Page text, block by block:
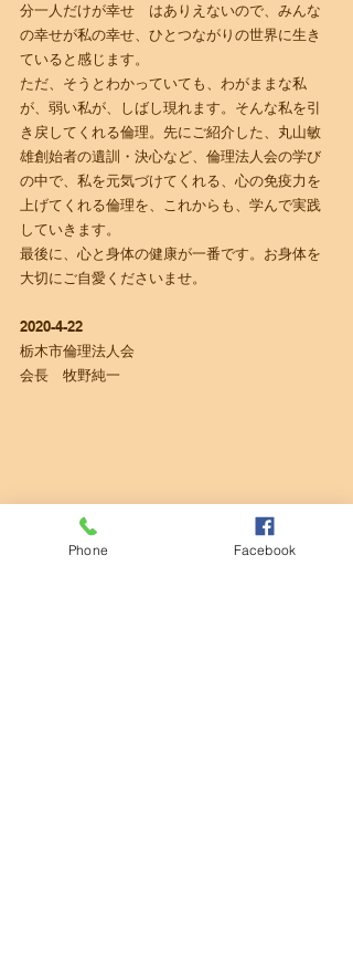
分一人だけが幸せ　はありえないので、みんな
の幸せが私の幸せ、ひとつながりの世界に生き
ていると感じます。
ただ、そうとわかっていても、わがままな私
が、弱い私が、しばし現れます。そんな私を引
き戻してくれる倫理。先にご紹介した、丸山敏
雄創始者の遺訓・決心など、倫理法人会の学び
の中で、私を元気づけてくれる、心の免疫力を
上げてくれる倫理を、これからも、学んで実践
していきます。
最後に、心と身体の健康が一番です。お身体を
大切にご自愛くださいませ。
2020-4-22
栃木市倫理法人会
会長　牧野純一
Phone Facebook